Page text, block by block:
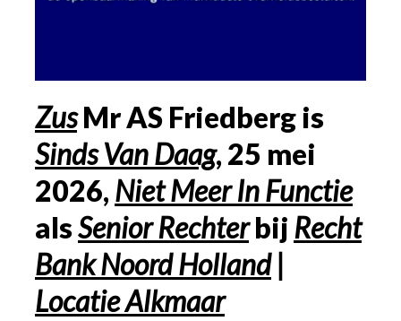
ZusMr AS Friedberg is
SindsVan Daag, 25 mei
2026, Niet Meer In Functie
alsSenior Rechterbij Recht
Bank Noord Holland|
Locatie Alkmaar